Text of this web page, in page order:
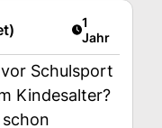
Artikel
1
Jahr
Schulsport
Kindesalter?